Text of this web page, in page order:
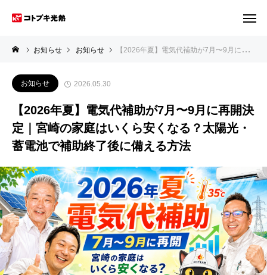
お知らせ お知らせ 【2026年夏】電気代補助が7月〜9月に再開決定｜宮崎の家庭はいくら安くなる？太陽光・蓄電池で補助終了後に備える方法
お知らせ 2026.05.30
【2026年夏】電気代補助が7月〜9月に再開決
定｜宮崎の家庭はいくら安くなる？太陽光・
蓄電池で補助終了後に備える方法